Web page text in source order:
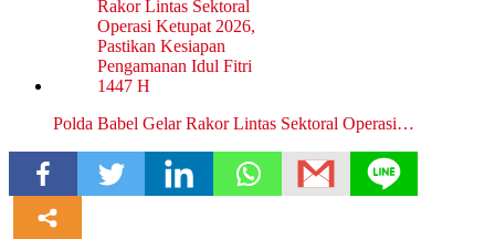
Polda Babel Gelar Rakor Lintas Sektoral Operasi…